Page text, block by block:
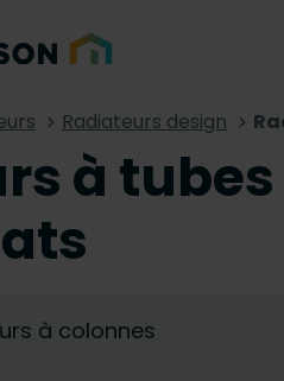
Radiateurs design
à tubes
à colonnes